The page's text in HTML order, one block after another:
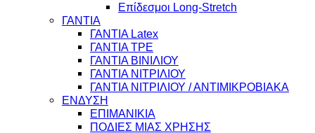
Επίδεσμοι Long-Stretch
ΓΑΝΤΙΑ
ΓΑΝΤΙΑ Latex
ΓΑΝΤΙΑ TPE
ΓΑΝΤΙΑ ΒΙΝΙΛΙΟΥ
ΓΑΝΤΙΑ ΝΙΤΡΙΛΙΟΥ
ΓΑΝΤΙΑ ΝΙΤΡΙΛΙΟΥ / ΑΝΤΙΜΙΚΡΟΒΙΑΚΑ
ΕΝΔΥΣΗ
ΕΠΙΜΑΝΙΚΙΑ
ΠΟΔΙΕΣ ΜΙΑΣ ΧΡΗΣΗΣ